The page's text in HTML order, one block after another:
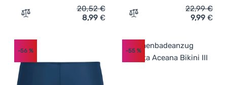
Zum Vergleich 'Bikini-Unterteil Regatta Aceana Bikini
20,52€
8,99 € Zum Vergleich
22,99€
9,99 €
-56 % -55%